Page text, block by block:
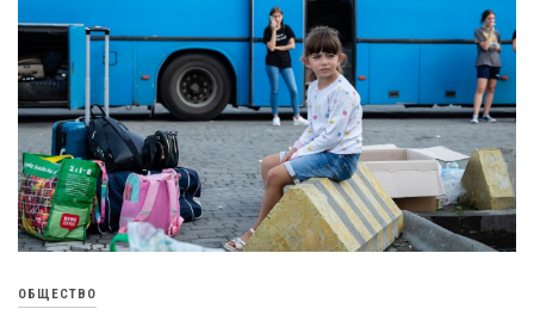
ОБЩЕСТВО